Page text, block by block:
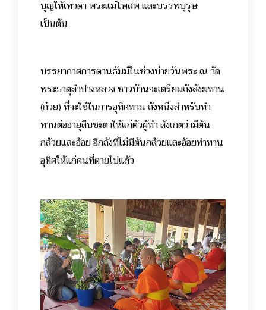
บุญให้เทวดา พระแม่โพสพ และบรรพบุรุษ
เป็นต้น
บรรยากาศการตานธัมม์ในช่วงบ่ายวันพระ ณ วัด
พระธาตุลำปางหลวง ชาวบ้านจะเตรียมถังสังฆทาน
(ก๋วย) ที่จะใช้ในการอุทิศทาน ถังหนึ่งสำหรับทำ
ทานต่ออายุสืบชะตาให้แก่ตัวผู้ทำ สังเกตว่ามีต้น
กล้วยและอ้อย อีกถังที่ไม่มีต้นกล้วยและอ้อยทำทาน
อุทิศให้แก่คนที่ตายไปแล้ว